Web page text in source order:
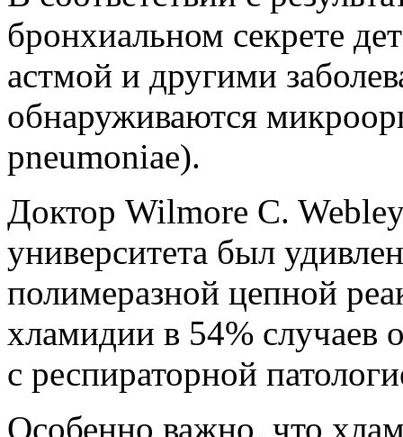
бронхиальном секрете
астмой и другими
обнаруживаются
pneumoniae).
Доктор Wilmore C.
университета был
полимеразной цепной
хламидии в 54% случаев
с респираторной
Особенно важно, что